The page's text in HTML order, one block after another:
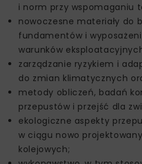
i norm przy wspomaganiu
nowoczesne materiały do
fundamentów i
warunków
zarządzanie ryzykiem i
do zmian klimatycznych
metody obliczeń, badań
przepustów i przejść dla
ekologiczne aspekty
w ciągu nowo
kolejowych;